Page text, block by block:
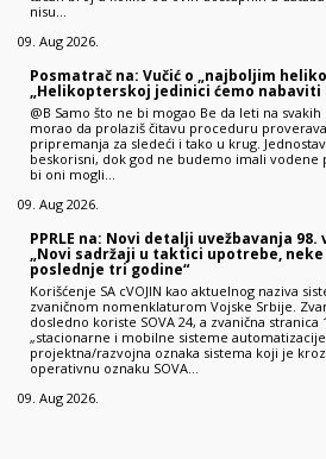
nisu…
09. Aug 2026.
Posmatrač na: Vučić o „najboljim
„Helikopterskoj jedinici ćemo nabaviti i
@B Samo što ne bi mogao Be da leti na
morao da prolaziš čitavu proceduru
pripremanja za sledeći i tako u krug.
beskorisni, dok god ne budemo imali
bi oni mogli…
09. Aug 2026.
PPRLE na: Novi detalji uvežbavanja
„Novi sadržaji u taktici upotrebe,
poslednje tri godine“
Korišćenje SA cVOJIN kao aktuelnog naziva
zvaničnom nomenklaturom Vojske Srbije.
dosledno koriste SOVA 24, a zvanična stranica
„stacionarne i mobilne sisteme automatizacije
projektna/razvojna oznaka sistema koji je
operativnu oznaku SOVA…
09. Aug 2026.